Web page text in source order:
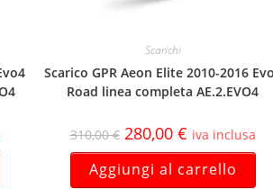
Scarichi
Scarico GPR Aeon Elite 2010-2016
Road linea completa AE.2.EVO4
310,00€ 280,00 € iva inclusa
Aggiungi al carrello